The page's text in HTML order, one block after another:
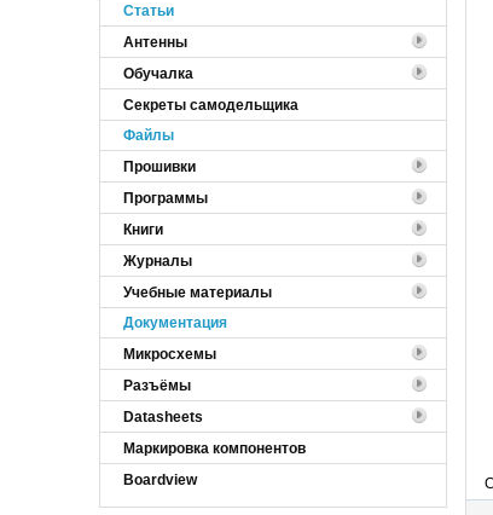
Статьи
Антенны
Обучалка
Секреты самодельщика
Файлы
Прошивки
Программы
Книги
Журналы
Учебные материалы
Документация
Микросхемы
Разъёмы
Datasheets
Маркировка компонентов
Boardview